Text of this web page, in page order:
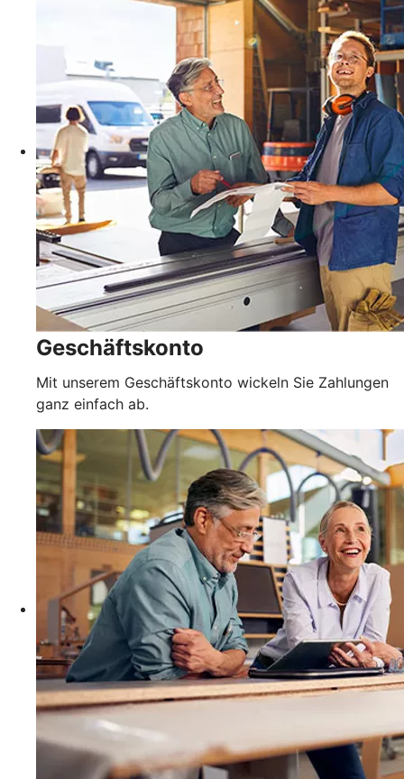
Geschäftskonto
Mit unserem Geschäftskonto wickeln Sie Zahlungen
ganz einfach ab.